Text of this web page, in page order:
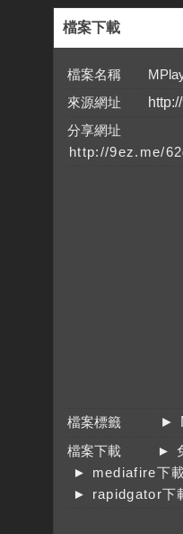
檔案下載
檔案名稱
來源網址
分享網址
檔案標籤
►
檔案下載